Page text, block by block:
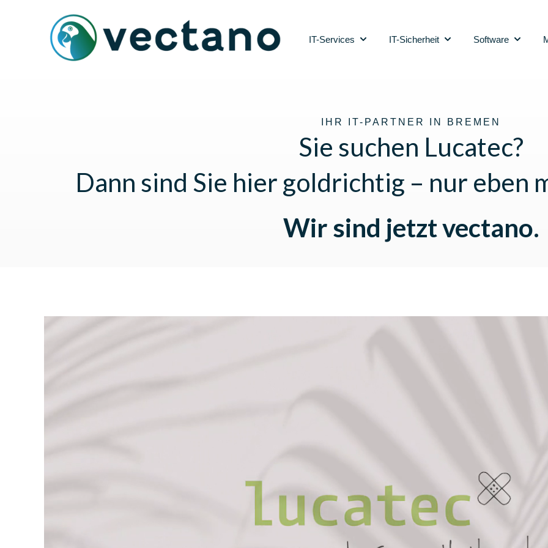
IT-Services
Show submenu for IT-Services
IT-Sicherheit
Show submenu for IT-
Software
Show
IHR IT-PARTNER IN BREMEN
Sie suchen Lucatec?
Dann sind Sie hier goldrichtig – nur eben
Wir sind jetzt vectano.